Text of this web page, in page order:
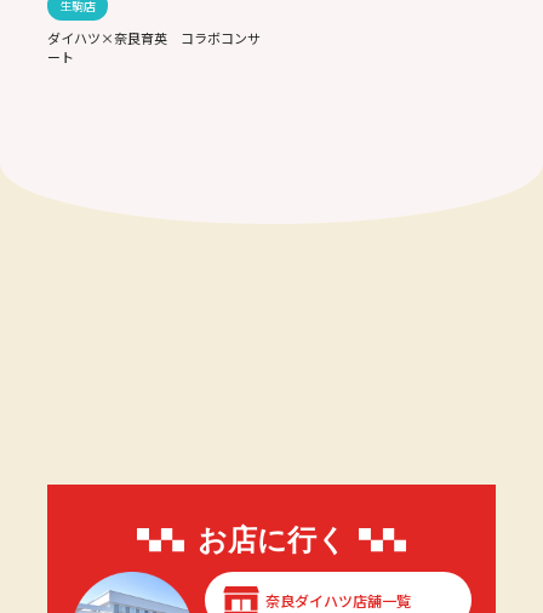
生駒店
ダイハツ×奈良育英 コラボコンサ
ート
お店に行く
奈良ダイハツ店舗一覧